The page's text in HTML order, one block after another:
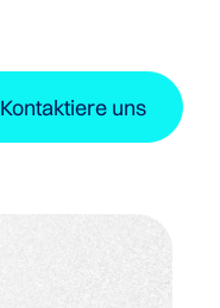
Kontaktiere uns